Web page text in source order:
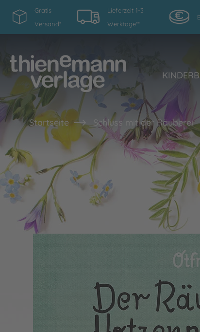
Gratis
Versand*
Lieferzeit 1-3
Werktage**
Startseite Schluss mit der Räuberei